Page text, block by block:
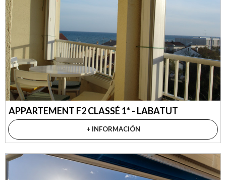
APPARTEMENT F2 CLASSÉ 1* - LABATUT
+ INFORMACIÓN